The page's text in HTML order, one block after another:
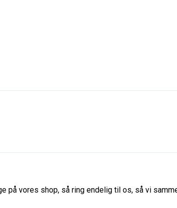
vores shop, så ring endelig til os, så vi